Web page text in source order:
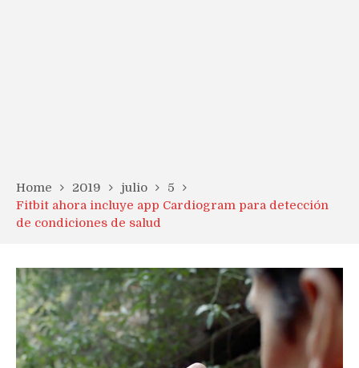
Home 2019 julio
5
Fitbit ahora incluye app Cardiogram para detección
de condiciones de salud